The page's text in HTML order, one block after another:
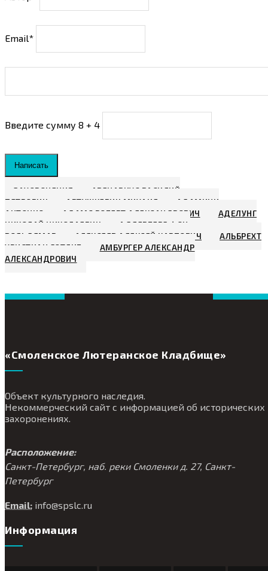
Email*
Введите сумму 8 + 4
Написать
ЗАХОРОНЕНИЯ
АВЕНАРИУС ВАСИЛИЙ
ПЕТРОВИЧ
АВТУШКЕВИЧ МИХАИЛ
АДАМИНИ
АНТОНИО
АДАМС РОБЕРТ АЛЕКСАНДРОВИЧ
АДЕЛУНГ
НИКОЛАЙ НИКОЛАЕВИЧ
АДЛЕРБЕРГ ФОН,
ВОЛЬДЕМАР
АЛЕКСЕЕВ АЛЕКСЕЙ КАРПОВИЧ
АЛЬБРЕХТ
ХРИСТИАН ГОТЛИБ
АМБУРГЕР АЛЕКСАНДР
АЛЕКСАНДРОВИЧ
«Смоленское Лютеранское Кладбище»
Объект культурного наследия.
Некоммерческий сайт с информацией об исторических
захоронениях.
Расположение:
Санкт-Петербург, наб. реки Смоленки д. 27, Санкт-
Петербург
Email: info@spslc.ru
Информация